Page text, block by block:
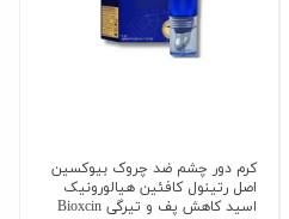
کرم دور چشم ضد چروک بیوکسین
اصل رتینول کافئین هیالورونیک
اسید کاهش پف و تیرگی Bioxcin